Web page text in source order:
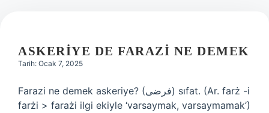
ASKERIYE DE FARAZI NE DEMEK
Tarih: Ocak 7, 2025
Farazi ne demek askeriye? (ﻓﺮﺿﻰ) sıfat. (Ar. farż -і
farżі > farażі ilgi ekiyle ‘varsaymak, varsaymamak’)